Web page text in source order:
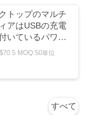
トップのマルチ
アはUSBの充電
いているパワー
レットの上で弾
MOQ:50単位
すべて